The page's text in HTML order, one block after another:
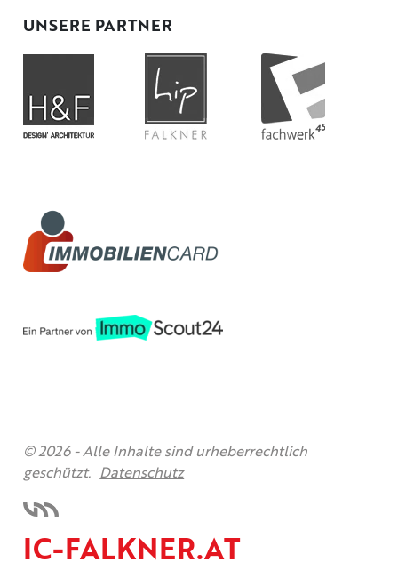
UNSERE PARTNER
© 2026 -Alle Inhalte sind urheberrechtlich
geschützt.
Datenschutz
IC-FALKNER.AT